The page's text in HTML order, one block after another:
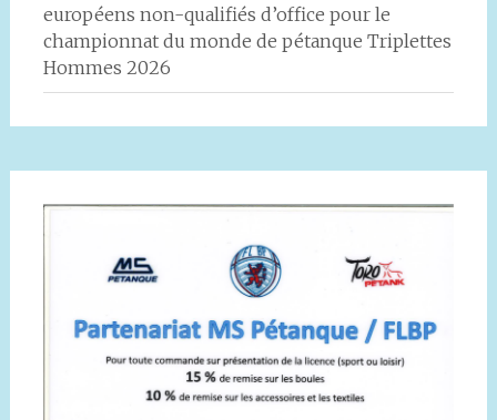
européens non-qualifiés d’office pour le
championnat du monde de pétanque Triplettes
Hommes 2026